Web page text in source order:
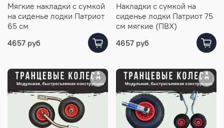
Мягкие накладки с сумкой
на сиденье лодки Патриот
65 см
4657 руб
Накладки с сумкой на
сиденье лодки Патриот 75
см мягкие (ПВХ)
4657 руб